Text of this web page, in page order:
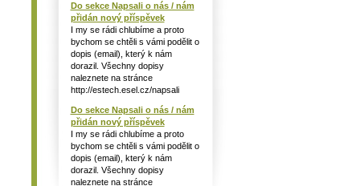
Do sekce Napsali o nás / nám
přidán nový příspěvek
I my se rádi chlubíme a proto
bychom se chtěli s vámi podělit o
dopis (email), který k nám
dorazil. Všechny dopisy
naleznete na stránce
http://estech.esel.cz/napsali
Do sekce Napsali o nás / nám
přidán nový příspěvek
I my se rádi chlubíme a proto
bychom se chtěli s vámi podělit o
dopis (email), který k nám
dorazil. Všechny dopisy
naleznete na stránce